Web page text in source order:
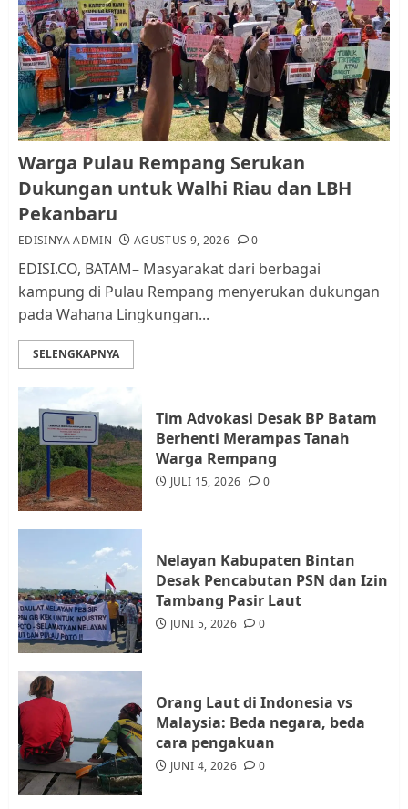
1
Warga Pulau Rempang Serukan
Dukungan untuk Walhi Riau
dan LBH Pekanbaru
AGUSTUS 9, 2026 0
2
Pemko Batam Tegaskan RT dan
RW bukan Petugas Pendataan
dan Pemungutan Pajak
3
Kader Pajak jadi Penghubung
Pemerintah dan Masyarakat di
4
Datangi Pemko Batam, Warga
Rempang Protes Lahan Mereka
Diambil untuk Sekolah Rakyat
5
Warga Rempang Ajukan
Audiensi dengan Wali Kota
Batam, Soroti Aktivitas yang
Resahkan Warga
Warga Pulau Rempang Serukan
Dukungan untuk Walhi Riau dan LBH
Pekanbaru
EDISINYA ADMIN AGUSTUS 9, 2026 0
EDISI.CO, BATAM– Masyarakat dari berbagai
kampung di Pulau Rempang menyerukan dukungan
pada Wahana Lingkungan...
SELENGKAPNYA
Tim Advokasi Desak BP Batam
Berhenti Merampas Tanah
Warga Rempang
JULI 15, 2026 0
Nelayan Kabupaten Bintan
Desak Pencabutan PSN dan Izin
Tambang Pasir Laut
JUNI 5, 2026 0
Orang Laut di Indonesia vs
Malaysia: Beda negara, beda
cara pengakuan
JUNI 4, 2026 0